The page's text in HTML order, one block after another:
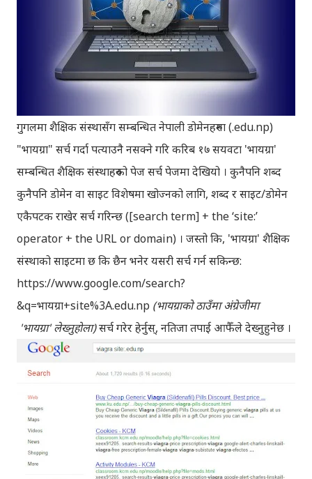
गुगलमा शैक्षिक संस्थासँग सम्बन्धित नेपाली डोमेनहरुमा (.edu.np)
"भायग्रा" सर्च गर्दा पत्याउनै नसक्ने गरि करिब १७ सयवटा 'भायग्रा'
सम्बन्धित शैक्षिक संस्थाहरुको पेज सर्च पेजमा देखियो । कुनैपनि शब्द
कुनैपनि डोमेन वा साइट विशेषमा खोज्नको लागि, शब्द र साइट/डोमेन
एकैपटक राखेर सर्च गरिन्छ ([search term] + the ‘site:’
operator + the URL or domain) । जस्तो कि, 'भायग्रा' शैक्षिक
संस्थाको साइटमा छ कि छैन भनेर यसरी सर्च गर्न सकिन्छ:
https://www.google.com/search?
&q=भायग्रा+site%3A.edu.np (भायग्राको ठाउँमा अंग्रेजीमा
'भायग्रा' लेख्नुहोला)सर्च गरेर हेर्नुस्, नतिजा तपाई आफैँले देख्नुहुनेछ ।